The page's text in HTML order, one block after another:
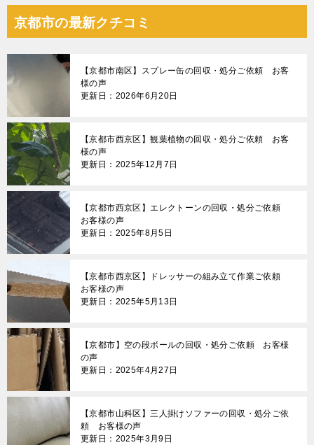
京都市の最新クチコミ
【京都市南区】スプレー缶の回収・処分ご依頼 お客
様の声
更新日：2026年6月20日
【京都市西京区】観葉植物の回収・処分ご依頼 お客
様の声
更新日：2025年12月7日
【京都市西京区】エレクトーンの回収・処分ご依頼
お客様の声
更新日：2025年8月5日
【京都市西京区】ドレッサーの組み立て作業ご依頼
お客様の声
更新日：2025年5月13日
【京都市】空の段ボールの回収・処分ご依頼 お客様
の声
更新日：2025年4月27日
【京都市山科区】三人掛けソファーの回収・処分ご依
頼 お客様の声
更新日：2025年3月9日